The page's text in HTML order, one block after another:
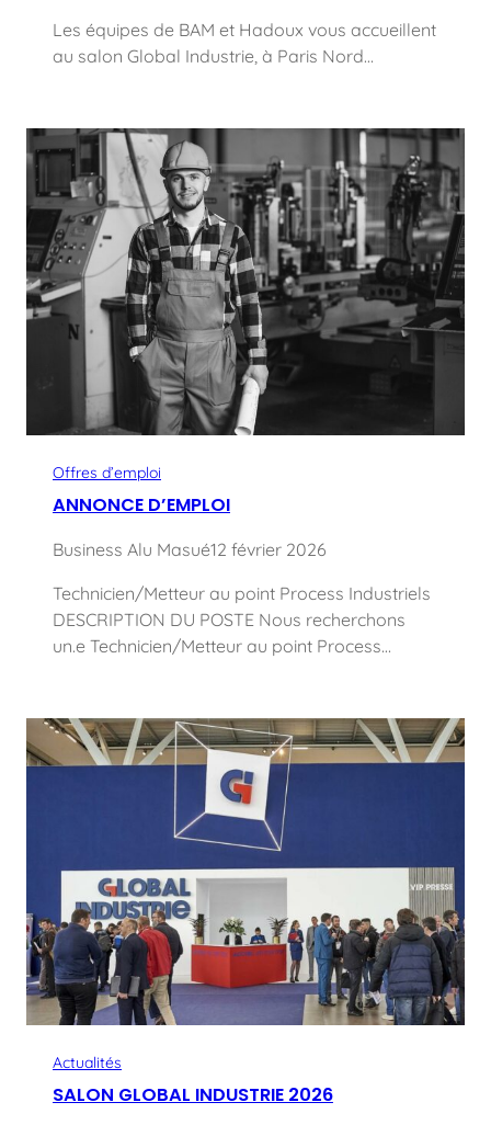
Les équipes de BAM et Hadoux vous accueillent
au salon Global Industrie, à Paris Nord…
Offres d’emploi
ANNONCE D’EMPLOI
Business Alu Masué12 février 2026
Technicien/Metteur au point Process Industriels
DESCRIPTION DU POSTE Nous recherchons
un.e Technicien/Metteur au point Process…
Actualités
SALON GLOBAL INDUSTRIE 2026